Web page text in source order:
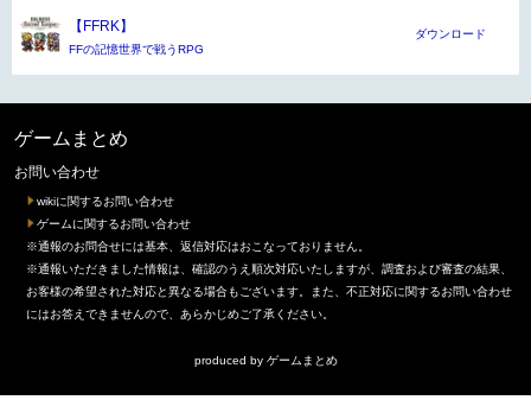
【FFRK】
FFの記憶世界で戦うRPG
ダウンロード
ゲームまとめ
お問い合わせ
wikiに関するお問い合わせ
ゲームに関するお問い合わせ
※通報のお問合せには基本、返信対応はおこなっておりません。
※通報いただきました情報は、確認のうえ順次対応いたしますが、調査および審査の結果、
お客様の希望された対応と異なる場合もございます。また、不正対応に関するお問い合わせ
にはお答えできませんので、あらかじめご了承ください。
produced by ゲームまとめ